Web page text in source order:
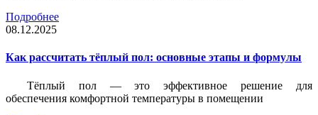
Подробнее
08.12.2025
Как рассчитать тёплый пол: основные этапы и формулы
Тёплый пол — это эффективное решение для
обеспечения комфортной температуры в помещении